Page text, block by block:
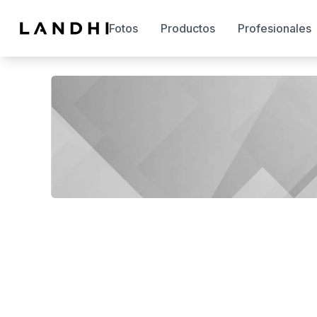
Fotos Productos Profesionales